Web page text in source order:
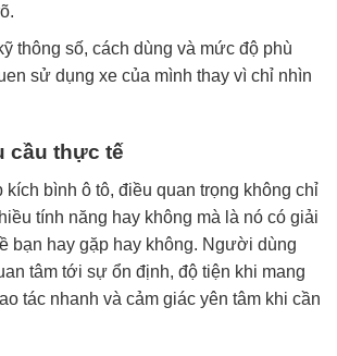
thông số, cách dùng và mức độ phù
sử dụng xe của mình thay vì chỉ nhìn
cầu thực tế
kích bình ô tô, điều quan trọng không chỉ
tính năng hay không mà là nó có giải
bạn hay gặp hay không. Người dùng
tâm tới sự ổn định, độ tiện khi mang
tác nhanh và cảm giác yên tâm khi cần